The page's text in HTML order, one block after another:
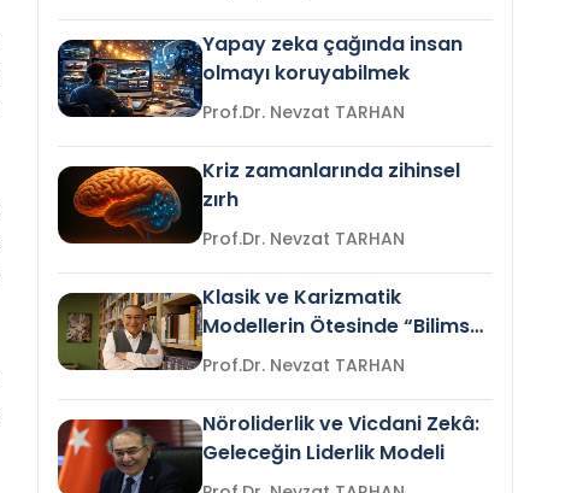
Yapay zeka çağında insan
olmayı koruyabilmek
Prof.Dr. Nevzat TARHAN
Kriz zamanlarında zihinsel
zırh
Prof.Dr. Nevzat TARHAN
Klasik ve Karizmatik
Modellerin Ötesinde “Bilimsel
Liderlik”
Prof.Dr. Nevzat TARHAN
Nöroliderlik ve Vicdani Zekâ:
Geleceğin Liderlik Modeli